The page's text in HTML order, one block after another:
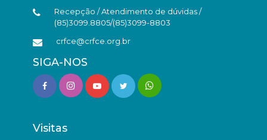
Recepção / Atendimento de dúvidas /
(85)3099.8805/(85)3099-8803
crfce@crfce.org.br
SIGA-NOS
Visitas